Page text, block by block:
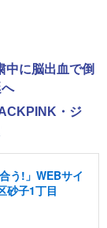
中に脳出血で倒
・ジ
う!」WEBサイ
砂子1丁目